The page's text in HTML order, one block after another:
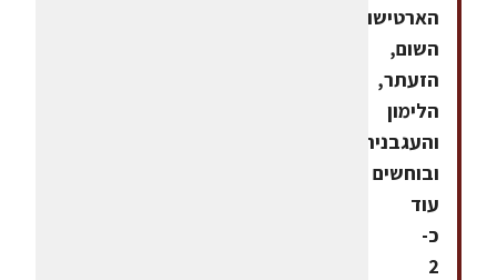
הארטישוק,
השום,
הזעתר,
הלימון
והעגבניה,
ובוחשים
עוד
כ-
2